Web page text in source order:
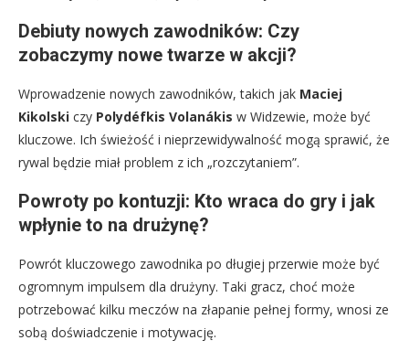
Debiuty nowych zawodników: Czy
zobaczymy nowe twarze w akcji?
Wprowadzenie nowych zawodników, takich jak Maciej
Kikolski czy Polydéfkis Volanákis w Widzewie, może być
kluczowe. Ich świeżość i nieprzewidywalność mogą sprawić, że
rywal będzie miał problem z ich „rozczytaniem”.
Powroty po kontuzji: Kto wraca do gry i jak
wpłynie to na drużynę?
Powrót kluczowego zawodnika po długiej przerwie może być
ogromnym impulsem dla drużyny. Taki gracz, choć może
potrzebować kilku meczów na złapanie pełnej formy, wnosi ze
sobą doświadczenie i motywację.